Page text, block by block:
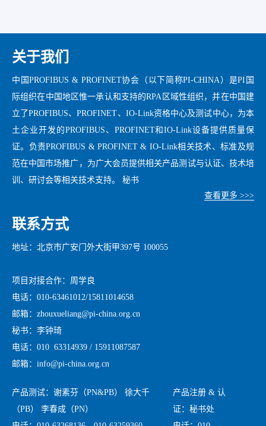
关于我们
中国PROFIBUS & PROFINET协会（以下简称PI-CHINA）是PI国
际组织在中国地区惟一承认和支持的RPA区域性组织，并在中国建
立了PROFIBUS、PROFINET、IO-Link资格中心及测试中心，为本
土企业开发的PROFIBUS、PROFINET和IO-Link设备提供质量保
证。负责PROFIBUS & PROFINET & IO-Link相关技术、标准及规
范在中国市场推广，为广大会员提供相关产品测试与认证、技术培
训、研讨会等相关技术支持。 秘书
查看更多 >>>
联系方式
地址：北京市广安门外大街甲397号 100055
项目对接合作：周学良
电话：010-63461012/15811014658
邮箱：zhouxueliang@pi-china.org.cn
秘书：李钟琦
电话：010 63314939 / 15911087587
邮箱：info@pi-china.org.cn
产品测试：谢素芬（PN&PB） 徐大千
（PB） 李春成（PN）
产品注册 & 认
证：秘书处